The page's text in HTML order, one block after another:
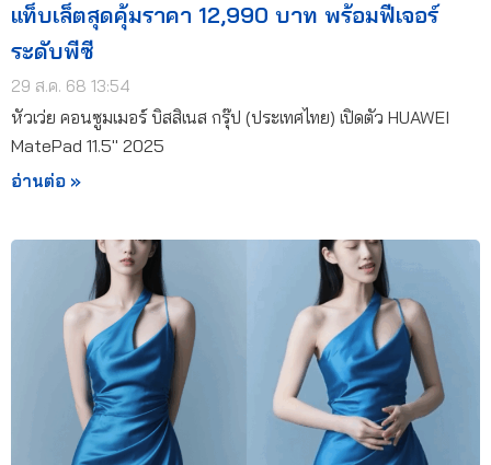
แท็บเล็ตสุดคุ้มราคา 12,990 บาท พร้อมฟีเจอร์
ระดับพีซี
29 ส.ค. 68 13:54
หัวเว่ย คอนซูมเมอร์ บิสสิเนส กรุ๊ป (ประเทศไทย) เปิดตัว HUAWEI
MatePad 11.5″ 2025
อ่านต่อ »